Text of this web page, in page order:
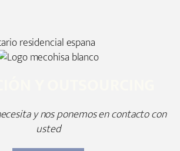
y nos ponemos en contacto con
usted